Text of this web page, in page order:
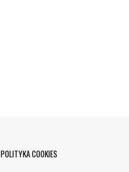
POLITYKA COOKIES